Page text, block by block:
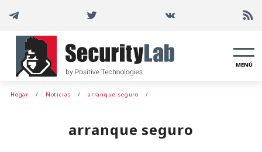
MENÚ
Hogar Noticias arranque seguro
arranque seguro